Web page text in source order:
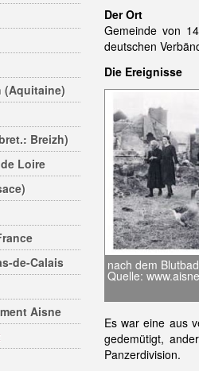
(Aquitaine)
Breizh)
Loire
de-Calais
Aisne
Der Ort
Gemeinde von
deutschen
Die Ereignisse
nach dem
Quelle:
Es war eine aus
gedemütigt,
Panzerdivision.